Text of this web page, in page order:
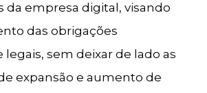
da empresa digital, visando
das obrigações
legais, sem deixar de lado as
expansão e aumento de